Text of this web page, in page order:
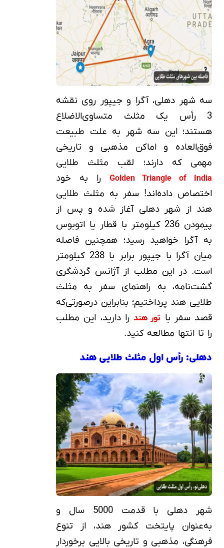
سه شهر دهلی، آگرا و جیپور روی نقشه
3 رأس یک مثلث متساوی‌الاضلاع
هستند؛ این سه شهر به علت طبیعت
فوق‌العاده و اماکن مذهبی و تاریخی
مهمی که دارند؛ لقب مثلث طلایی
Golden Triangle of India
را به خود
اختصاص داده‌اند! سفر به مثلث طلایی
هند از شهر دهلی آغاز شده و پس از
پیمودن 236 کیلومتر با قطار یا اتوبوس
به آگرا خواهید رسید؛ همچنین فاصله
میان آگرا با جیپور برابر با 238 کیلومتر
است. در این مطلب از آژانس گردشگری
گشت‌نامه، به راهنمای سفر به مثلث
طلایی هند پرداختیم؛ بنابراین درصورتی‌که
قصد سفر با تور هند را دارید، این مطلب
را تا انتها مطالعه کنید.
دهلی: رأس اول مثلث طلایی هند
شهر دهلی با قدمت 5000 سال و
به‌عنوان پایتخت کشور هند، از تنوع
فرهنگی، مذهبی و تاریخی بالایی برخوردار